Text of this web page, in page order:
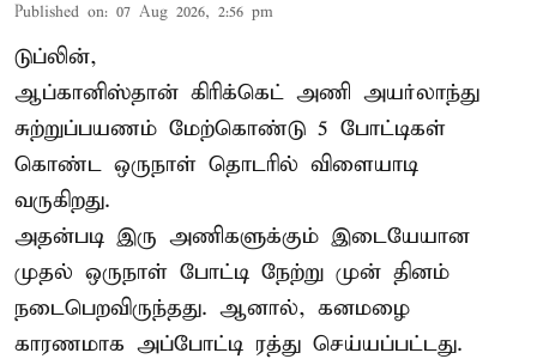
Published on: 07 Aug 2026, 2:56 pm
டுப்லின்,
ஆப்கானிஸ்தான் கிரிக்கெட் அணி அயர்லாந்து
சுற்றுப்பயணம் மேற்கொண்டு 5 போட்டிகள்
கொண்ட ஒருநாள் தொடரில் விளையாடி
வருகிறது.
அதன்படி இரு அணிகளுக்கும் இடையேயான
முதல் ஒருநாள் போட்டி நேற்று முன் தினம்
நடைபெறவிருந்தது. ஆனால், கனமழை
காரணமாக அப்போட்டி ரத்து செய்யப்பட்டது.